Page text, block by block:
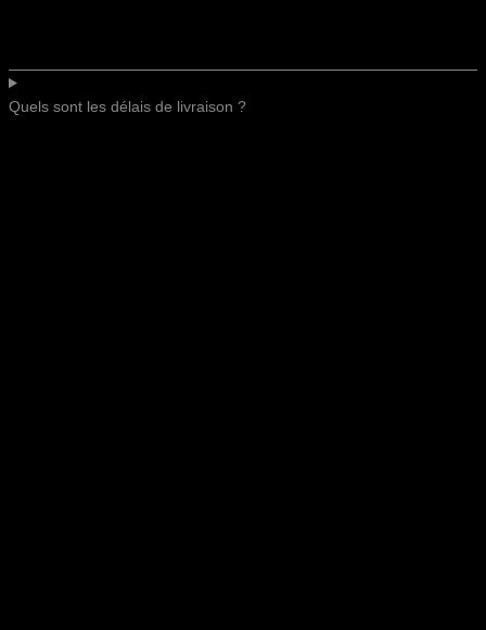
Quels sont les délais de livraison ?